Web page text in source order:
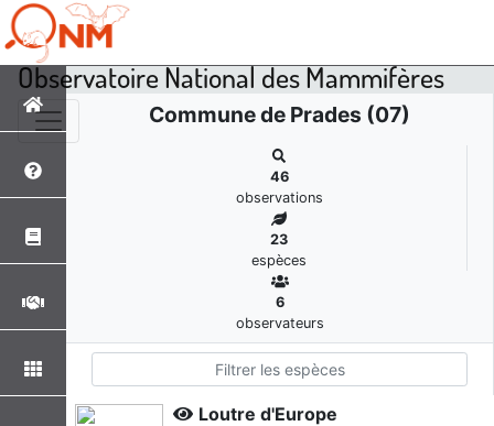
Observatoire National des Mammifères
Commune de Prades (07)
46
observations
23
espèces
6
observateurs
Loutre d'Europe